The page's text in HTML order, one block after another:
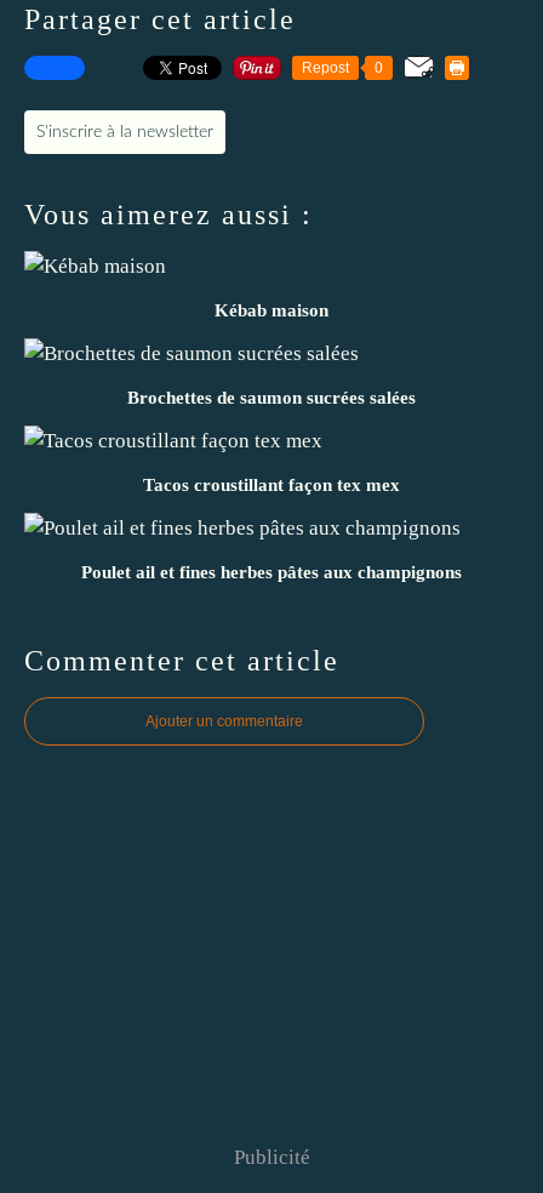
Partager cet article
Repost 0
S'inscrire à la newsletter
Vous aimerez aussi :
Kébab maison
Brochettes de saumon sucrées salées
Tacos croustillant façon tex mex
Poulet ail et fines herbes pâtes aux champignons
Commenter cet article
Ajouter un commentaire
Publicité